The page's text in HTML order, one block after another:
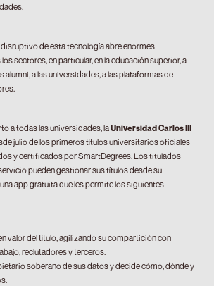
de esta tecnología abre enormes
sectores, en particular, en la educación superior, a
alumni, a las universidades, a las plataformas de
a todas las universidades, laUniversidad Carlos III
julio de los primeros títulos universitarios oficiales
y certificados por SmartDegrees. Los titulados
pueden gestionar sus títulos desde su
app gratuita que les permite los siguientes
valor del título, agilizando su compartición con
reclutadores y terceros.
soberano de sus datos y decide cómo, dónde y